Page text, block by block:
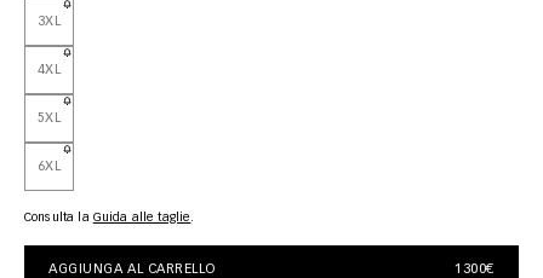
3XL
4XL
5XL
6XL
Consulta la guida alle taglie
AGGIUNGA AL CARRELLO 1300€